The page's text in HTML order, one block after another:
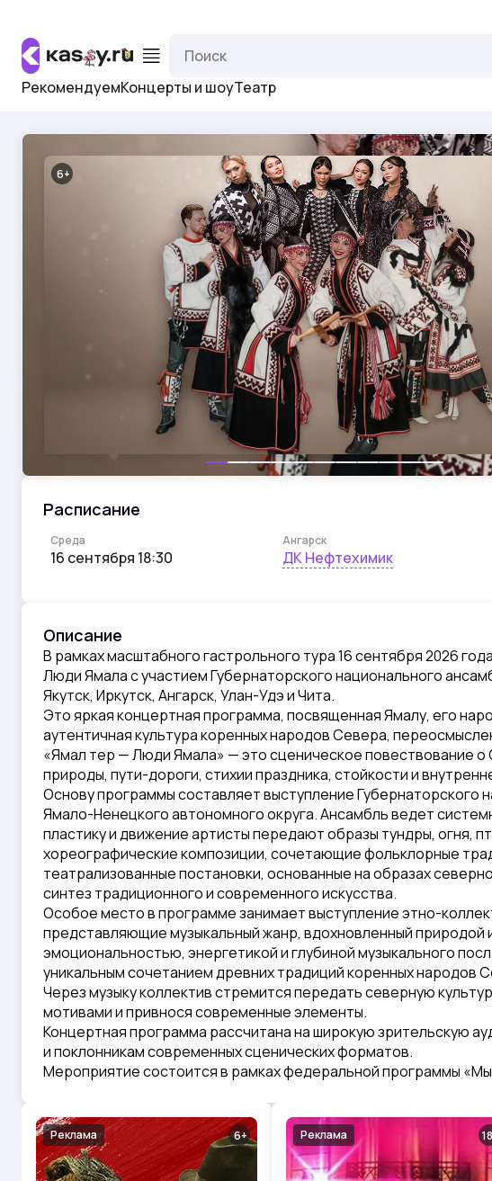
РекомендуемКонцерты и шоуТеатр
6
Расписание
Среда
16 сентября 18:30
Ангарск
ДК Нефтехимик
Описание
В рамках масштабного гастрольного тура 16 сентября 2026
Люди Ямала с участием Губернаторского национального
Якутск, Иркутск, Ангарск, Улан-Удэ и Чита.
Это яркая концертная программа, посвященная Ямалу, его
аутентичная культура коренных народов Севера,
«Ямал тер — Люди Ямала» — это сценическое повествование
природы, пути-дороги, стихии праздника, стойкости и
Основу программы составляет выступление Губернаторского
Ямало-Ненецкого автономного округа. Ансамбль ведет
пластику и движение артисты передают образы тундры, огня,
хореографические композиции, сочетающие фольклорные
театрализованные постановки, основанные на образах
синтез традиционного и современного искусства.
Особое место в программе занимает выступление этно-
представляющие музыкальный жанр, вдохновленный природой
эмоциональностью, энергетикой и глубиной музыкального
уникальным сочетанием древних традиций коренных народов
Через музыку коллектив стремится передать северную
мотивами и привнося современные элементы.
Концертная программа рассчитана на широкую зрительскую
и поклонникам современных сценических форматов.
Мероприятие состоится в рамках федеральной программы
6
Реклама 18
Реклама